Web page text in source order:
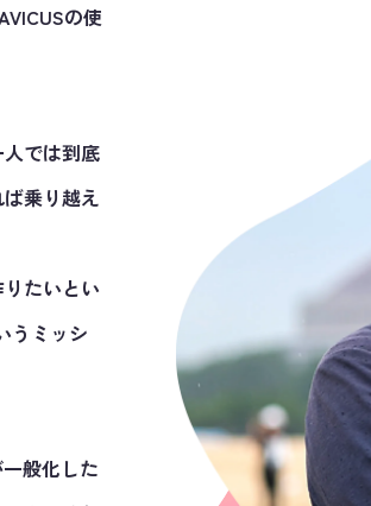
の使
では到底
乗り越え
たいとい
うミッシ
般化した